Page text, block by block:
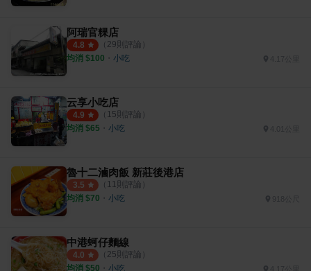
阿瑞官粿店
4.8 （ 29則評論）
均消 $100 ・ 小吃 4.17公里
云享小吃店
4.9 （ 15則評論）
均消 $65 ・ 小吃 4.01公里
魯十二滷肉飯 新莊後港店
3.5 （ 11則評論）
均消 $70 ・ 小吃
中港蚵仔麵線
4.0 （ 25則評論）
均消 $50 ・ 小吃 4.17公里